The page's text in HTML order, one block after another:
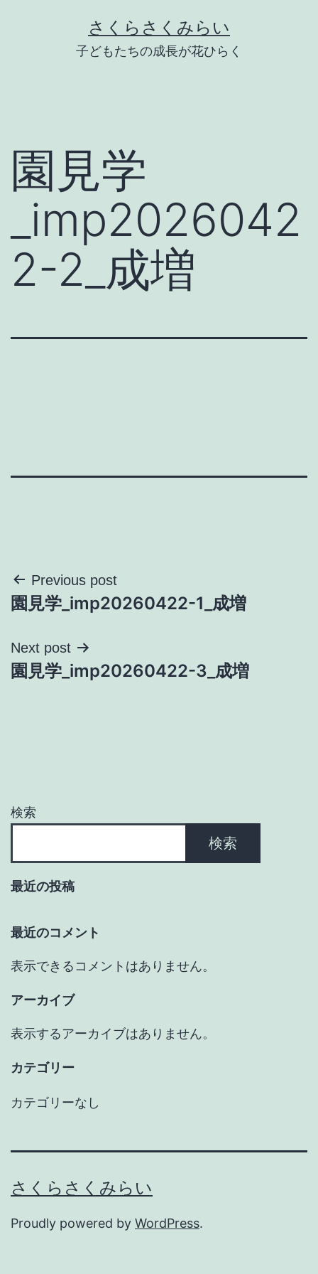
さくらさくみらい
子どもたちの成長が花ひらく
園見学
_imp2026042
2-2_成増
投
稿
ナ
ビ
ョ
Previous post
園見学_imp20260422-1_成増
Next post
園見学_imp20260422-3_成増
検索
検索
最近の投稿
最近のコメント
表示できるコメントはありません。
アーカイブ
表示するアーカイブはありません。
カテゴリー
カテゴリーなし
さくらさくみらい
Proudly powered by WordPress.